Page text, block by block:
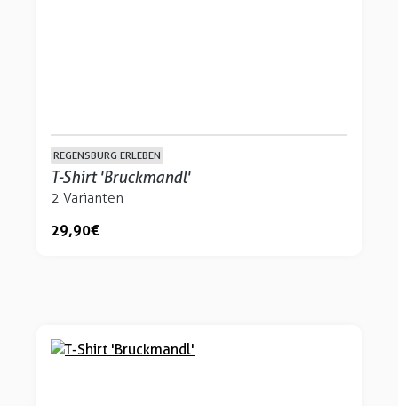
REGENSBURG ERLEBEN
T-Shirt 'Bruckmandl'
2 Varianten
29,90 €